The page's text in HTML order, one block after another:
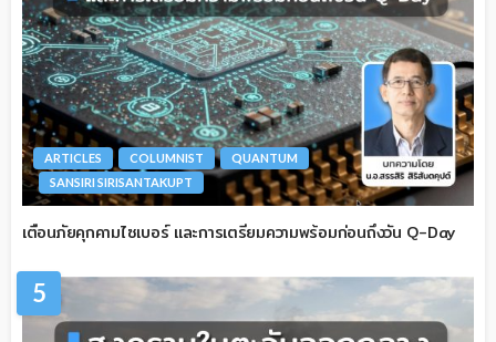
ARTICLES COLUMNIST
QUANTUM
SANSIRI SIRISANTAKUPT
เตือนภัยคุกคามไซเบอร์ และการเตรียมความพร้อมก่อนถึงวัน Q-Day
5